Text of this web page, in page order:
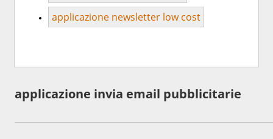
applicazione newsletter low cost
applicazione invia email pubblicitarie